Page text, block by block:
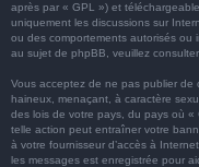
après par « GPL ») et
uniquement les discussions sur
ou des comportements autorisés ou
au sujet de phpBB, veuillez
Vous acceptez de ne pas publier de
haineux, menaçant, à caractère
des lois de votre pays, du pays où
telle action peut entraîner votre
à votre fournisseur d’accès à
les messages est enregistrée pour